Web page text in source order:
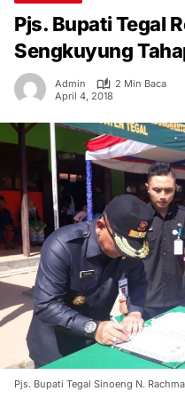
Pjs. Bupati Tegal
Sengkuyung
Admin
2 Min Baca
April 4, 2018
Pjs. Bupati Tegal Sinoeng N.